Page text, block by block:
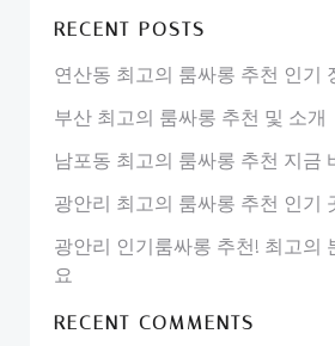
RECENT POSTS
연산동 최고의 룸싸롱 추천 인기
부산 최고의 룸싸롱 추천 및 소개
남포동 최고의 룸싸롱 추천 지금
광안리 최고의 룸싸롱 추천 인기
광안리 인기룸싸롱 추천! 최고의
요
RECENT COMMENTS